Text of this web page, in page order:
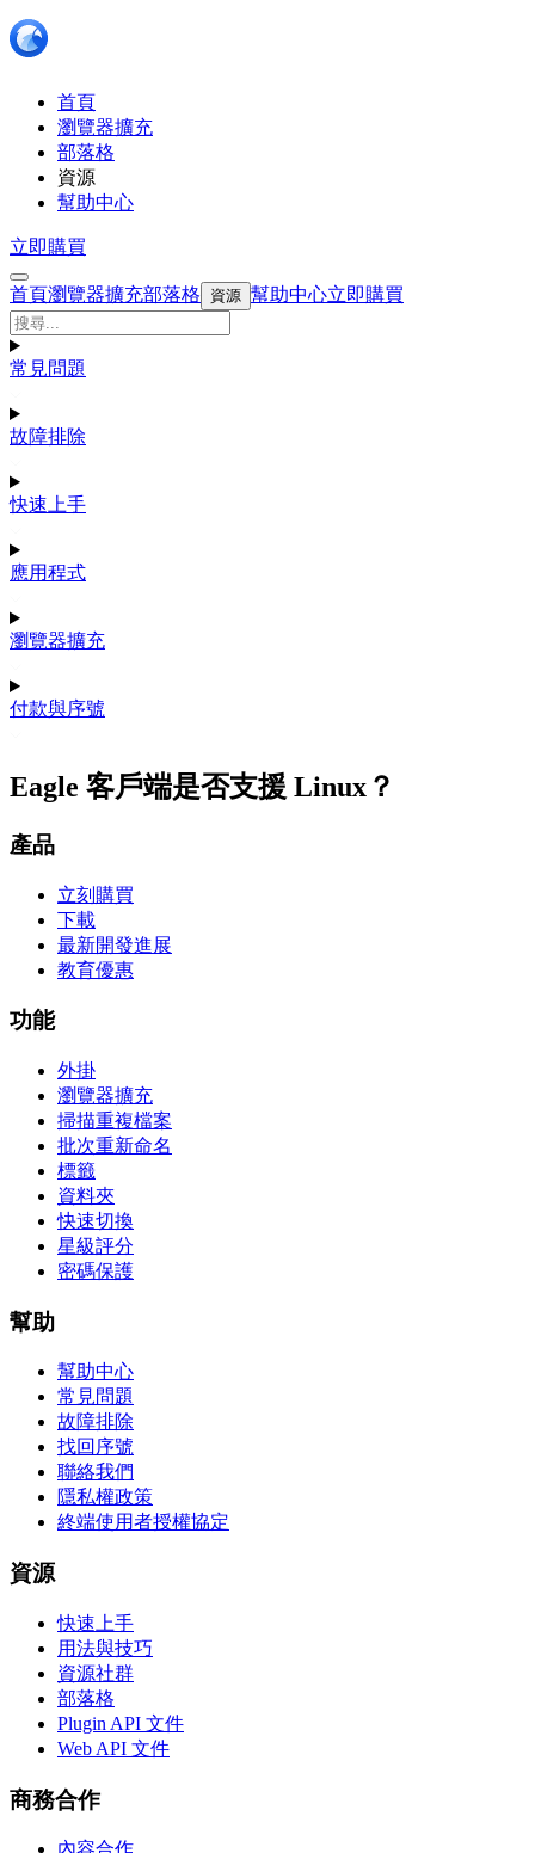
首頁
瀏覽器擴充
部落格
資源
幫助中心
立即購買
首頁瀏覽器擴充部落格 資源 幫助中心立即購買
常見問題
故障排除
快速上手
應用程式
瀏覽器擴充
付款與序號
Eagle 客戶端是否支援 Linux？
產品
立刻購買
下載
最新開發進展
教育優惠
功能
外掛
瀏覽器擴充
掃描重複檔案
批次重新命名
標籤
資料夾
快速切換
星級評分
密碼保護
幫助
幫助中心
常見問題
故障排除
找回序號
聯絡我們
隱私權政策
終端使用者授權協定
資源
快速上手
用法與技巧
資源社群
部落格
Plugin API 文件
Web API 文件
商務合作